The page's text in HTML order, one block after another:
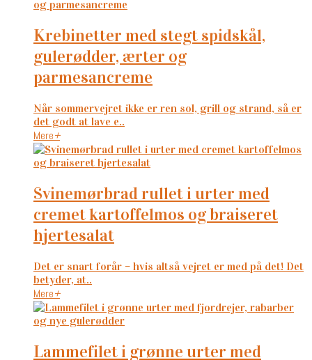
krebinetter med stegt spidskål,
gulerødder, ærter og
parmesancreme
Når sommervejret ikke er ren sol, grill og strand, så er
det godt at lave e..
Mere+
svinemørbrad rullet i urter med
cremet kartoffelmos og braiseret
hjertesalat
Det er snart forår – hvis altså vejret er med på det! Det
betyder, at..
Mere+
lammefilet i grønne urter med